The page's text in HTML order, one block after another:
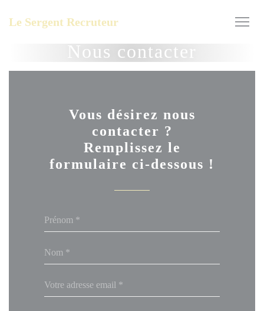
Le Sergent Recruteur
Nous contacter
Vous désirez nous
contacter ?
Remplissez le
formulaire ci-dessous !